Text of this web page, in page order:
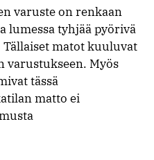
varuste on renkaan
lumessa tyhjää pyörivä
Tällaiset matot kuuluvat
varustukseen. Myös
tässä
matto ei